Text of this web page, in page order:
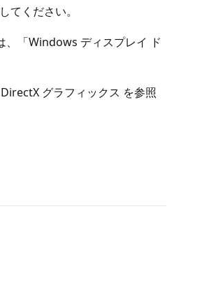
てください。
、「Windows ディスプレイ ド
グラフィックス を参照